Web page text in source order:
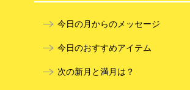
今日の月からのメッセージ
今日のおすすめアイテム
次の新月と満月は？